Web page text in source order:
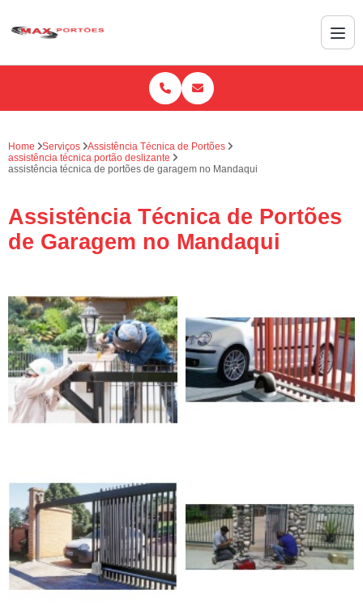
Home Serviços
Assistência Técnica de Portões
assistência técnica portão deslizante
assistência técnica de portões de garagem no Mandaqui
Assistência Técnica de Portões
de Garagem no Mandaqui